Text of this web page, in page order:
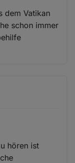
dem Vatikan
schon immer
hören ist